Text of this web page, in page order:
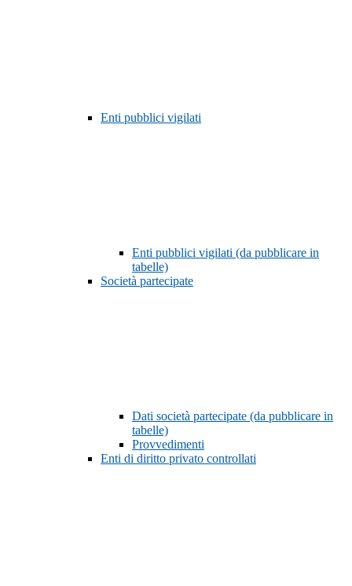
Enti pubblici vigilati
Enti pubblici vigilati (da pubblicare in
tabelle)
Società partecipate
Dati società partecipate (da pubblicare in
tabelle)
Provvedimenti
Enti di diritto privato controllati